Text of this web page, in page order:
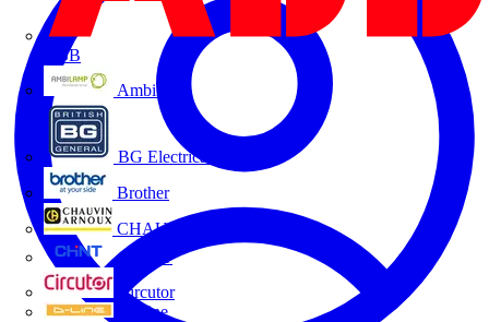
ABB
Ambilamp
BG Electrical
Brother
CHAUVIN ARNOUX
CHINT
Circutor
D-Line